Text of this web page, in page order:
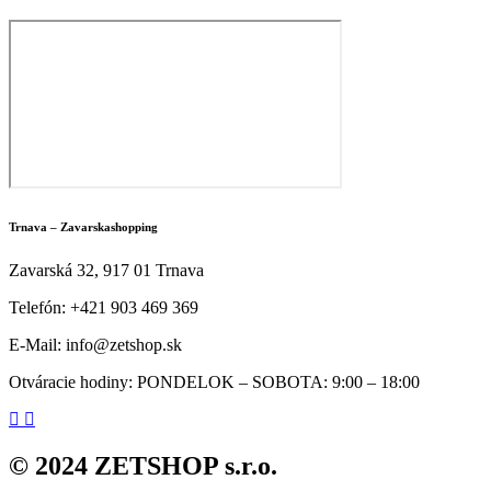
Trnava – Zavarskashopping
Zavarská 32, 917 01 Trnava
Telefón: +421 903 469 369
E-Mail: info@zetshop.sk
Otváracie hodiny: PONDELOK – SOBOTA: 9:00 – 18:00
© 2024 ZETSHOP s.r.o.